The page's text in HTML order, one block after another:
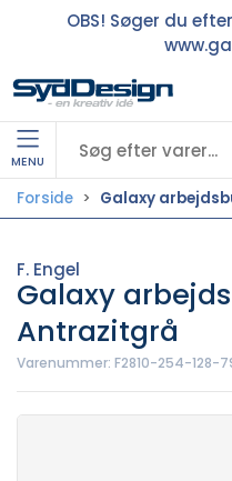
OBS! Søger du
MENU
Forside Galaxy
F. Engel
Galaxy
Antrazitgrå
Varenummer: F2810-254-128-